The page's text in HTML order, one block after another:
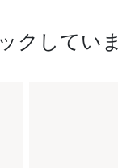
クしてい